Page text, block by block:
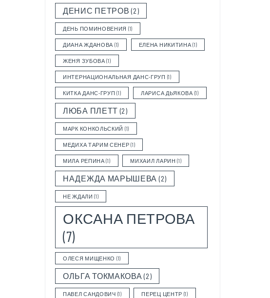
ДЕНИС ПЕТРОВ (2)
ДЕНЬ ПОМИНОВЕНИЯ (1)
ДИАНА ЖДАНОВА (1) ЕЛЕНА НИКИТИНА (1)
ЖЕНЯ ЗУБОВА (1)
ИНТЕРНАЦИОНАЛЬНАЯ ДАНС-ГРУП (1)
КИТКА ДАНС-ГРУП (1) ЛАРИСА ДЬЯКОВА (1)
ЛЮБА ПЛЕТТ (2)
МАРК КОНКОЛЬСКИЙ (1)
МЕДИХА ТАРИМ СЕНЕР (1)
МИЛА РЕПИНА (1) МИХАИЛ ЛАРИН (1)
НАДЕЖДА МАРЫШЕВА (2)
НЕ ЖДАЛИ (1)
ОКСАНА ПЕТРОВА
(7)
ОЛЕСЯ МИЩЕНКО (1)
ОЛЬГА ТОКМАКОВА (2)
ПАВЕЛ САНДОВИЧ (1) ПЕРЕЦ ЦЕНТР (1)